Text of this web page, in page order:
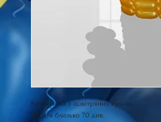
Келих пива з повітряних кульок.
Висота близько 70 див.